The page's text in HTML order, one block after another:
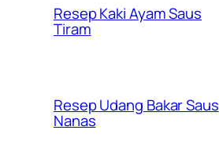
Resep Kaki Ayam Saus
Tiram
Resep Udang Bakar Saus
Nanas